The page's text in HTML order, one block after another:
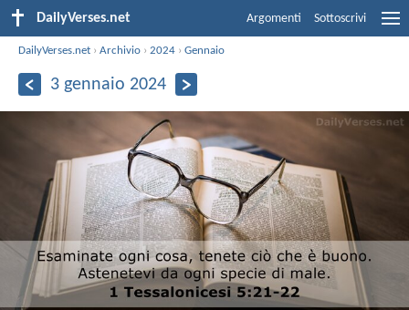
DailyVerses.net Argomenti Sottoscrivi
DailyVerses.net ›Archivio ›2024 ›Gennaio
3 gennaio 2024